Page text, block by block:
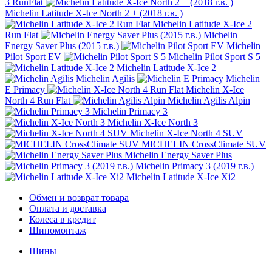
Michelin Latitude X-Ice North 2 + (2018 г.в. )
Michelin Latitude X-Ice 2
Run Flat
Michelin
Energy Saver Plus (2015 г.в.)
Michelin
Pilot Sport EV
Michelin Pilot Sport S 5
Michelin Latitude X-Ice 2
Michelin Agilis
Michelin
E Primacy
Michelin X-Ice
North 4 Run Flat
Michelin Agilis Alpin
Michelin Primacy 3
Michelin X-Ice North 3
Michelin X-Ice North 4 SUV
MICHELIN CrossClimate SUV
Michelin Energy Saver Plus
Michelin Primacy 3 (2019 г.в.)
Michelin Latitude X-Ice Xi2
Обмен и возврат товара
Оплата и доставка
Колеса в кредит
Шиномонтаж
Шины